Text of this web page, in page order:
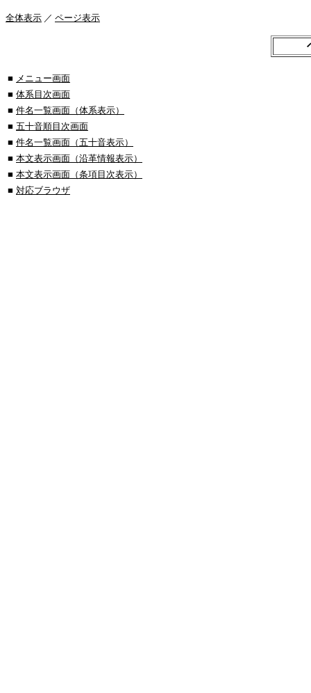
全体表示 ／ ページ表示
■ メニュー画面
■ 体系目次画面
■ 件名一覧画面（体系表示）
■ 五十音順目次画面
■ 件名一覧画面（五十音表示）
■ 本文表示画面（沿革情報表示）
■ 本文表示画面（条項目次表示）
■ 対応ブラウザ